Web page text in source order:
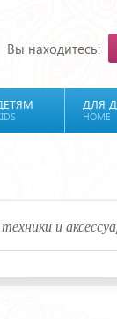
Вы находитесь:
ДЛЯ
HOME
и